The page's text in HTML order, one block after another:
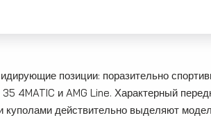
позиции: поразительно
4MATIC и AMG Line. Характерный
куполами действительно выделяют